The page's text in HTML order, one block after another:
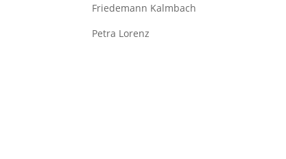
Friedemann Kalmbach
Petra Lorenz